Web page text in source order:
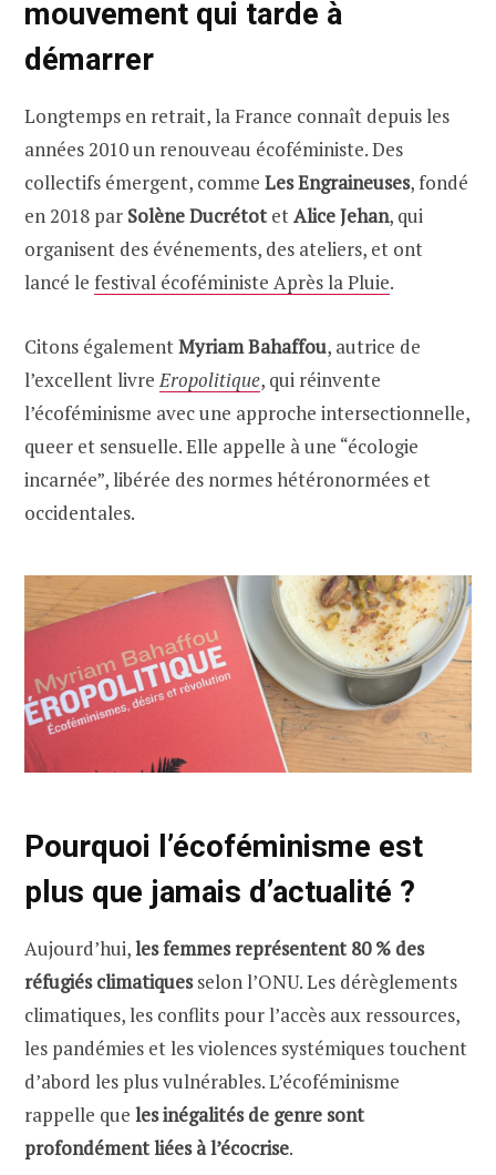
mouvement qui tarde à
démarrer
Longtemps en retrait, la France connaît depuis les
années 2010 un renouveau écoféministe. Des
collectifs émergent, comme Les Engraineuses, fondé
en 2018 par Solène DucrétotetAlice Jehan, qui
organisent des événements, des ateliers, et ont
lancé le festival écoféministe Après la Pluie.
Citons égalementMyriam Bahaffou, autrice de
l’excellent livreEropolitique, qui réinvente
l’écoféminisme avec une approche intersectionnelle,
queer et sensuelle. Elle appelle à une “écologie
incarnée”, libérée des normes hétéronormées et
occidentales.
Pourquoi l’écoféminisme est
plus que jamais d’actualité ?
Aujourd’hui,les femmes représentent 80 % des
réfugiés climatiquesselon l’ONU. Les dérèglements
climatiques, les conflits pour l’accès aux ressources,
les pandémies et les violences systémiques touchent
d’abord les plus vulnérables. L’écoféminisme
rappelle que les inégalités de genre sont
profondément liées à l’écocrise.